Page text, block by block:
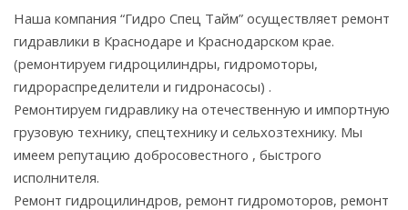
ФОТООТЧЕТЫ ОСТАЛЬНОЕ
Наша компания “Гидро Спец Тайм” осуществляет ремонт
гидравлики в Краснодаре и Краснодарском крае.
(ремонтируем гидроцилиндры, гидромоторы,
гидрораспределители и гидронасосы) .
Ремонтируем гидравлику на отечественную и импортную
грузовую технику, спецтехнику и сельхозтехнику. Мы
имеем репутацию добросовестного , быстрого
исполнителя.
Ремонт гидроцилиндров, ремонт гидромоторов, ремонт